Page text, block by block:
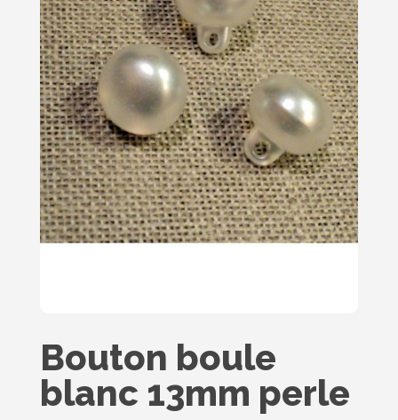
Bouton boule
blanc 13mm perle